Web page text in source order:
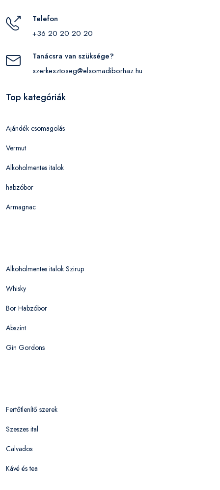
Telefon
+36 20 20 20 20
Tanácsra van szüksége?
szerkesztoseg@elsomadiborhaz.hu
Top kategóriák
Ajándék csomagolás
Vermut
Alkoholmentes italok
habzóbor
Armagnac
Alkoholmentes italok Szirup
Whisky
Bor Habzóbor
Abszint
Gin Gordons
Fertőtlenítő szerek
Szeszes ital
Calvados
Kávé és tea